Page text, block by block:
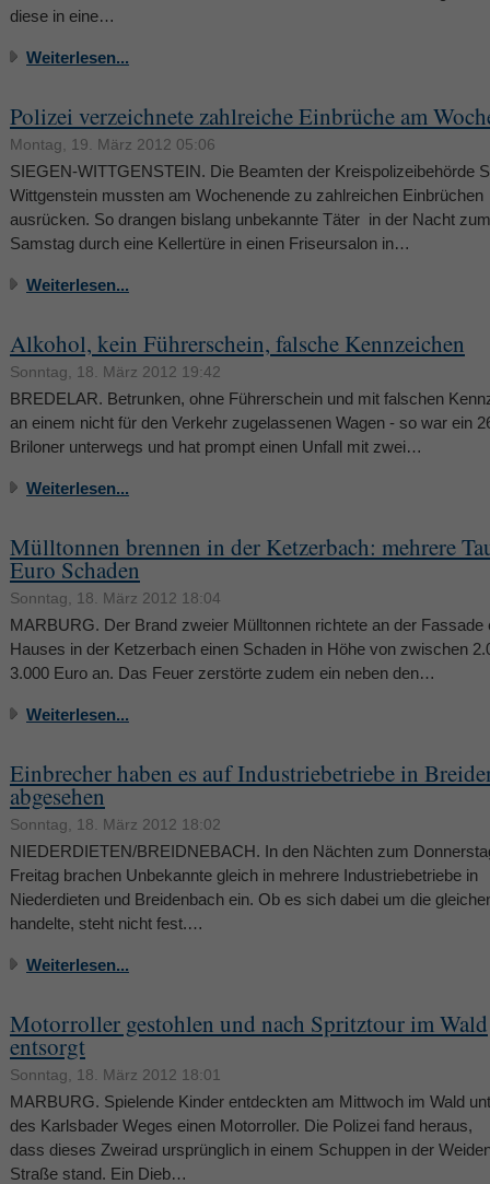
diese in eine…
Weiterlesen...
Polizei verzeichnete zahlreiche Einbrüche am
Montag, 19. März 2012 05:06
SIEGEN-WITTGENSTEIN. Die Beamten der Kreispolizeibehörde
Wittgenstein mussten am Wochenende zu zahlreichen Einbrüchen
ausrücken. So drangen bislang unbekannte Täter in der Nacht zum
Samstag durch eine Kellertüre in einen Friseursalon in…
Weiterlesen...
Alkohol, kein Führerschein, falsche Kennzeichen
Sonntag, 18. März 2012 19:42
BREDELAR. Betrunken, ohne Führerschein und mit falschen
an einem nicht für den Verkehr zugelassenen Wagen - so war ein
Briloner unterwegs und hat prompt einen Unfall mit zwei…
Weiterlesen...
Mülltonnen brennen in der Ketzerbach: mehrere
Euro Schaden
Sonntag, 18. März 2012 18:04
MARBURG. Der Brand zweier Mülltonnen richtete an der Fassade
Hauses in der Ketzerbach einen Schaden in Höhe von zwischen
3.000 Euro an. Das Feuer zerstörte zudem ein neben den…
Weiterlesen...
Einbrecher haben es auf Industriebetriebe in
abgesehen
Sonntag, 18. März 2012 18:02
NIEDERDIETEN/BREIDNEBACH. In den Nächten zum
Freitag brachen Unbekannte gleich in mehrere Industriebetriebe in
Niederdieten und Breidenbach ein. Ob es sich dabei um die
handelte, steht nicht fest.…
Weiterlesen...
Motorroller gestohlen und nach Spritztour im Wald
entsorgt
Sonntag, 18. März 2012 18:01
MARBURG. Spielende Kinder entdeckten am Mittwoch im Wald
des Karlsbader Weges einen Motorroller. Die Polizei fand heraus,
dass dieses Zweirad ursprünglich in einem Schuppen in der
Straße stand. Ein Dieb…